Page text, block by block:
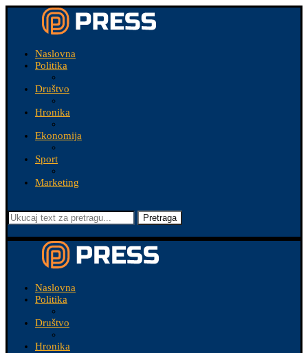
Naslovna
Politika
Društvo
Hronika
Ekonomija
Sport
Marketing
Pretraga
Naslovna
Politika
Društvo
Hronika